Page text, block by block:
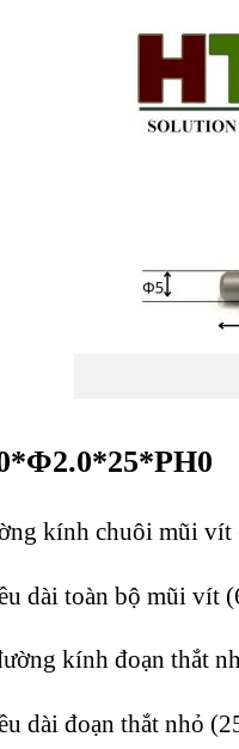
kính chuôi mũi vít
dài toàn bộ mũi vít
kính đoạn thắt
dài đoạn thắt nhỏ